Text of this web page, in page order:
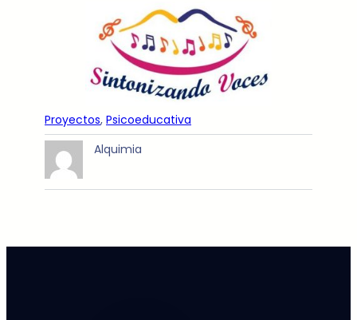
Proyectos, Psicoeducativa
Alquimia